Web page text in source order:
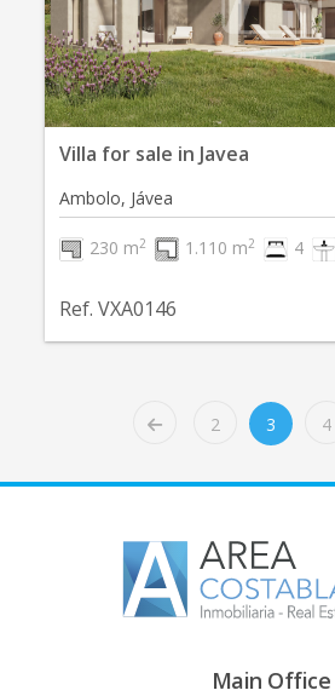
Villa for sale in Javea
Ambolo, Jávea
230 m2 1.110 m2 4
Ref. VXA0146
2 3 4
Main Office